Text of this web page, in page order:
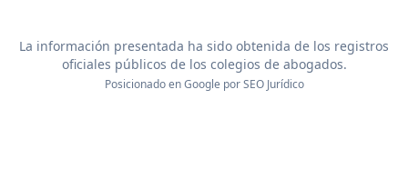
La información presentada ha sido obtenida de los registros
oficiales públicos de los colegios de abogados.
Posicionado en Google porSEO Jurídico